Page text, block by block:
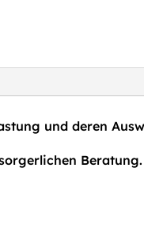
und deren
Beratung.